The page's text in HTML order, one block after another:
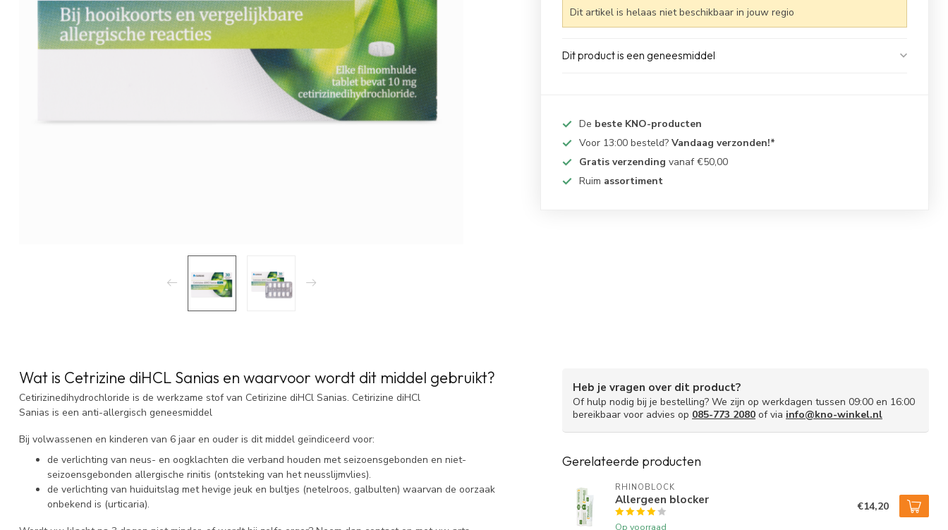
Dit artikel is helaas niet beschikbaar in jouw regio
Dit product is een geneesmiddel
De beste KNO-producten
Voor 13:00 besteld?Vandaag verzonden!*
Gratis verzending vanaf €50,00
Ruim assortiment
Wat is Cetrizine diHCL Sanias en waarvoor wordt dit middel gebruikt?
Cetirizinedihydrochloride is de werkzame stof van Cetirizine diHCl Sanias. Cetirizine diHCl
Sanias is een anti-allergisch geneesmiddel
Bij volwassenen en kinderen van 6 jaar en ouder is dit middel geïndiceerd voor:
de verlichting van neus- en oogklachten die verband houden met seizoensgebonden en niet-
seizoensgebonden allergische rinitis (ontsteking van het neusslijmvlies).
de verlichting van huiduitslag met hevige jeuk en bultjes (netelroos, galbulten) waarvan de oorzaak
onbekend is (urticaria).
Heb je vragen over dit product?
Of hulp nodig bij je bestelling? We zijn op werkdagen tussen 09:00 en 16:00
bereikbaar voor advies op 085-773 2080 of via info@kno-winkel.nl
Gerelateerde producten
RHINOBLOCK
Allergeen blocker
Op voorraad
€14,20